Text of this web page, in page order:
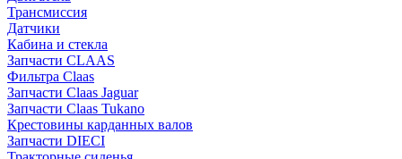
Трансмиссия
Датчики
Кабина и стекла
Запчасти CLAAS
Фильтра Claas
Запчасти Claas Jaguar
Запчасти Claas Tukano
Крестовины карданных валов
Запчасти DIECI